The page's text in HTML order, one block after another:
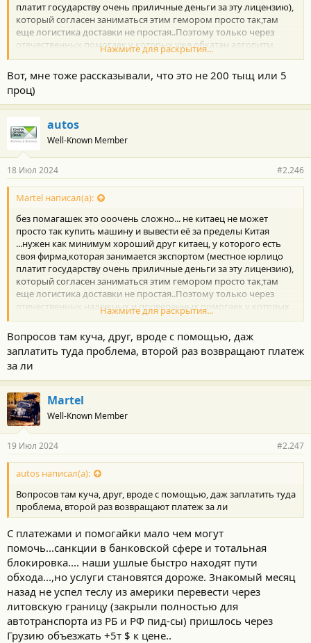
платит государству очень приличные деньги за эту лицензию),
который согласен заниматься этим гемором просто так,там
еще логистика доставки не простая..Поэтому только через
отечественных помогаек у которых уже обкатан алгоритм
покупки и доставки... Я когда покупал свою электричку в китае
через такую фирму всё считал все расходы и не понимал
..какой то копеечный доход получался у этой фирмы...,а потом
до меня дошло, что китайцы возвращают им ндс (вроде 12%),а
это уже хорошие деньги...
Нажмите для раскрытия...
Вот, мне тоже рассказывали, что это не 200 тыщ или 5
проц)
autos
Well-Known Member
18 Июл 2024 #2.246
Martel написал(а):
без помагашек это ооочень сложно... не китаец не может
просто так купить машину и вывести её за пределы Китая
...нужен как минимум хороший друг китаец, у которого есть
своя фирма,которая занимается экспортом (местное юрлицо
платит государству очень приличные деньги за эту лицензию),
который согласен заниматься этим гемором просто так,там
еще логистика доставки не простая..Поэтому только через
отечественных надежных и проверенных помогаек у которых
уже обкатан алгоритм покупки и доставки... Я когда покупал
расходы и не понимал ..какой то копеечный доход получался у
этой фирмы...,а потом до меня дошло, что китайцы
возвращают им ндс (вроде 12%),а это уже хорошие деньги...
Нажмите для раскрытия...
Вопросов там куча, друг, вроде с помощью, даж
заплатить туда проблема, второй раз возвращают платеж
за ли
Martel
Well-Known Member
19 Июл 2024 #2.247
autos написал(а):
Вопросов там куча, друг, вроде с помощью, даж заплатить туда
проблема, второй раз возвращают платеж за ли
С платежами и помогайки мало чем могут
помочь...санкции в банковской сфере и тотальная
блокировка.... наши ушлые быстро находят пути
обхода...,но услуги становятся дороже. Знакомый месяц
назад не успел теслу из америки перевести через
литовскую границу (закрыли полностью для
автотранспорта из РБ и РФ пид-сы) пришлось через
Грузию объезжать +5т $ к цене..